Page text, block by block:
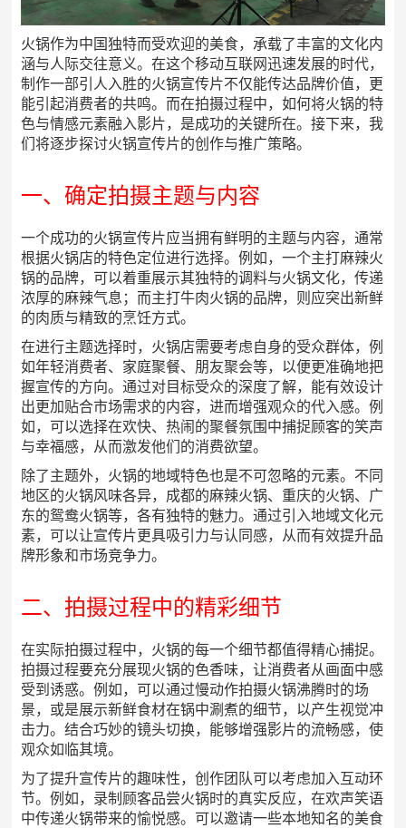
火锅作为中国独特而受欢迎的美食，承载了丰富的文化内
涵与人际交往意义。在这个移动互联网迅速发展的时代，
制作一部引人入胜的火锅宣传片不仅能传达品牌价值，更
能引起消费者的共鸣。而在拍摄过程中，如何将火锅的特
色与情感元素融入影片，是成功的关键所在。接下来，我
们将逐步探讨火锅宣传片的创作与推广策略。
一、确定拍摄主题与内容
一个成功的火锅宣传片应当拥有鲜明的主题与内容，通常
根据火锅店的特色定位进行选择。例如，一个主打麻辣火
锅的品牌，可以着重展示其独特的调料与火锅文化，传递
浓厚的麻辣气息；而主打牛肉火锅的品牌，则应突出新鲜
的肉质与精致的烹饪方式。
在进行主题选择时，火锅店需要考虑自身的受众群体，例
如年轻消费者、家庭聚餐、朋友聚会等，以便更准确地把
握宣传的方向。通过对目标受众的深度了解，能有效设计
出更加贴合市场需求的内容，进而增强观众的代入感。例
如，可以选择在欢快、热闹的聚餐氛围中捕捉顾客的笑声
与幸福感，从而激发他们的消费欲望。
除了主题外，火锅的地域特色也是不可忽略的元素。不同
地区的火锅风味各异，成都的麻辣火锅、重庆的火锅、广
东的鸳鸯火锅等，各有独特的魅力。通过引入地域文化元
素，可以让宣传片更具吸引力与认同感，从而有效提升品
牌形象和市场竞争力。
二、拍摄过程中的精彩细节
在实际拍摄过程中，火锅的每一个细节都值得精心捕捉。
拍摄过程要充分展现火锅的色香味，让消费者从画面中感
受到诱惑。例如，可以通过慢动作拍摄火锅沸腾时的场
景，或是展示新鲜食材在锅中涮煮的细节，以产生视觉冲
击力。结合巧妙的镜头切换，能够增强影片的流畅感，使
观众如临其境。
为了提升宣传片的趣味性，创作团队可以考虑加入互动环
节。例如，录制顾客品尝火锅时的真实反应，在欢声笑语
中传递火锅带来的愉悦感。可以邀请一些本地知名的美食